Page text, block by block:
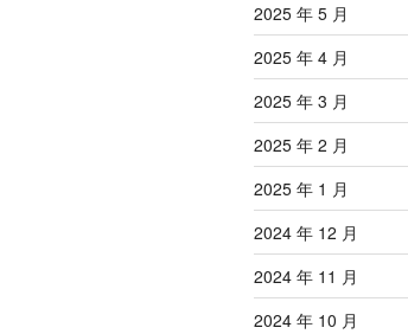
2025 年 5 月
2025 年 4 月
2025 年 3 月
2025 年 2 月
2025 年 1 月
2024 年 12 月
2024 年 11 月
2024 年 10 月